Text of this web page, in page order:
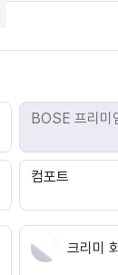
BOSE 프리미
컴포트
크리미